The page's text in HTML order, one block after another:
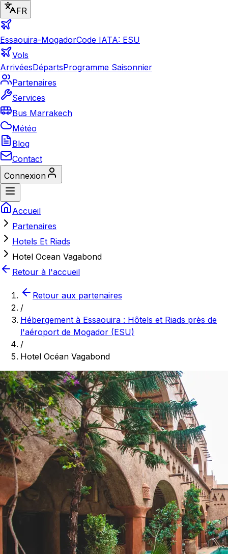
FR
Essaouira-MogadorCode IATA: ESU
Vols
ArrivéesDépartsProgramme Saisonnier
Partenaires
Services
Bus Marrakech
Météo
Blog
Contact
Connexion
Accueil
Partenaires
Hotels Et Riads
Hotel Ocean Vagabond
Retour à l'accueil
Retour aux partenaires
/
Hébergement à Essaouira : Hôtels et Riads près de
l'aéroport de Mogador (ESU)
/
Hotel Océan Vagabond